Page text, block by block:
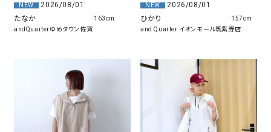
NEW
2026/08/01
たなか
andQuarterゆめタウン佐賀
163cm
NEW
2026/08/01
ひかり
and Quarter イオンモール筑紫野店
157cm